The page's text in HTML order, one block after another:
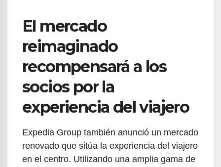
El mercado
reimaginado
recompensará a los
socios por la
experiencia del viajero
Expedia Group también anunció un mercado
renovado que sitúa la experiencia del viajero
en el centro. Utilizando una amplia gama de